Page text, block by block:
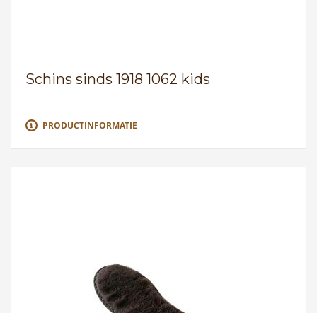
Schins sinds 1918 1062 kids
PRODUCTINFORMATIE